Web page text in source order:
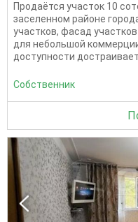
Продаётся участок 10
заселенном районе
участков, фасад
для небольшой
доступности
Собственник